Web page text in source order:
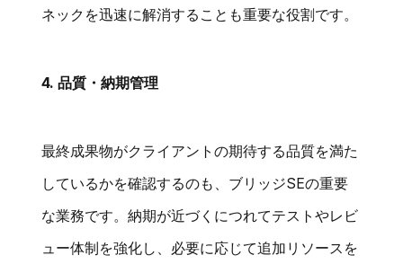
ネックを迅速に解消することも重要な役割です。
4. 品質・納期管理
最終成果物がクライアントの期待する品質を満た
しているかを確認するのも、ブリッジSEの重要
な業務です。納期が近づくにつれてテストやレビ
ュー体制を強化し、必要に応じて追加リソースを